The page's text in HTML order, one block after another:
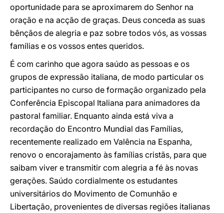
oportunidade para se aproximarem do Senhor na
oração e na acção de graças. Deus conceda as suas
bênçãos de alegria e paz sobre todos vós, as vossas
famílias e os vossos entes queridos.
É com carinho que agora saúdo as pessoas e os
grupos de expressão italiana, de modo particular os
participantes no curso de formação organizado pela
Conferência Episcopal Italiana para animadores da
pastoral familiar. Enquanto ainda está viva a
recordação do Encontro Mundial das Famílias,
recentemente realizado em Valência na Espanha,
renovo o encorajamento às famílias cristãs, para que
saibam viver e transmitir com alegria a fé às novas
gerações. Saúdo cordialmente os estudantes
universitários do Movimento de Comunhão e
Libertação, provenientes de diversas regiões italianas